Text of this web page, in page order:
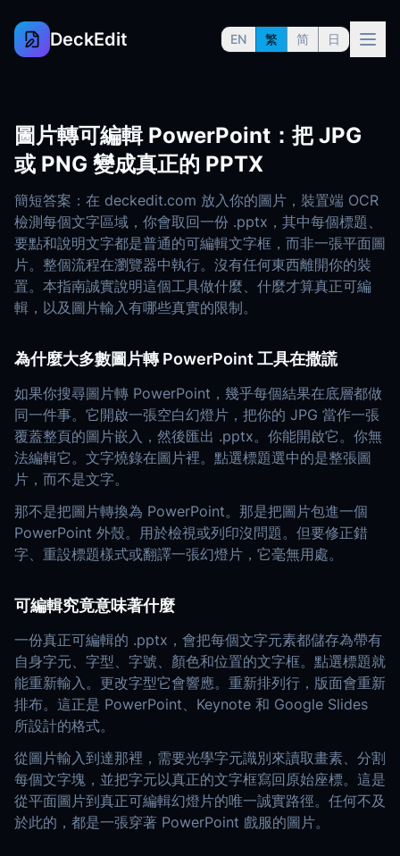
DeckEdit EN 繁 简 日
圖片轉可編輯 PowerPoint：把 JPG
或 PNG 變成真正的 PPTX
簡短答案：在 deckedit.com 放入你的圖片，裝置端 OCR
檢測每個文字區域，你會取回一份 .pptx，其中每個標題、
要點和說明文字都是普通的可編輯文字框，而非一張平面圖
片。整個流程在瀏覽器中執行。沒有任何東西離開你的裝
置。本指南誠實說明這個工具做什麼、什麼才算真正可編
輯，以及圖片輸入有哪些真實的限制。
為什麼大多數圖片轉 PowerPoint 工具在撒謊
如果你搜尋圖片轉 PowerPoint，幾乎每個結果在底層都做
同一件事。它開啟一張空白幻燈片，把你的 JPG 當作一張
覆蓋整頁的圖片嵌入，然後匯出 .pptx。你能開啟它。你無
法編輯它。文字燒錄在圖片裡。點選標題選中的是整張圖
片，而不是文字。
那不是把圖片轉換為 PowerPoint。那是把圖片包進一個
PowerPoint 外殼。用於檢視或列印沒問題。但要修正錯
字、重設標題樣式或翻譯一張幻燈片，它毫無用處。
可編輯究竟意味著什麼
一份真正可編輯的 .pptx，會把每個文字元素都儲存為帶有
自身字元、字型、字號、顏色和位置的文字框。點選標題就
能重新輸入。更改字型它會響應。重新排列行，版面會重新
排布。這正是 PowerPoint、Keynote 和 Google Slides
所設計的格式。
從圖片輸入到達那裡，需要光學字元識別來讀取畫素、分割
每個文字塊，並把字元以真正的文字框寫回原始座標。這是
從平面圖片到真正可編輯幻燈片的唯一誠實路徑。任何不及
於此的，都是一張穿著 PowerPoint 戲服的圖片。